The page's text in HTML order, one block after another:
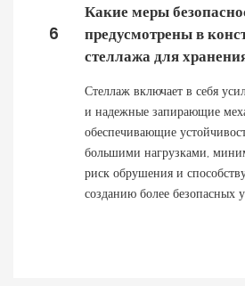
6
Какие меры
предусмотрены в
стеллажа для
Стеллаж включает в себя
и надежные запирающие
обеспечивающие
большими нагрузками,
риск обрушения и
созданию более безопасных